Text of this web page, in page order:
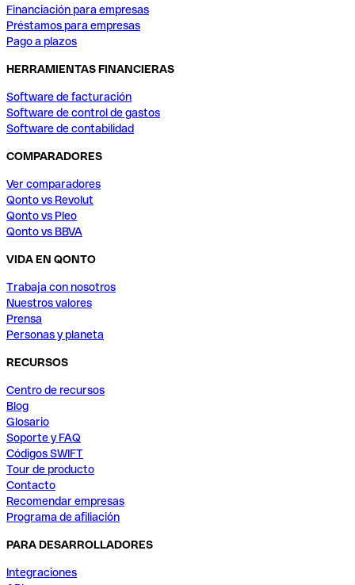
Financiación para empresas
Préstamos para empresas
Pago a plazos
HERRAMIENTAS FINANCIERAS
Software de facturación
Software de control de gastos
Software de contabilidad
COMPARADORES
Ver comparadores
Qonto vs Revolut
Qonto vs Pleo
Qonto vs BBVA
VIDA EN QONTO
Trabaja con nosotros
Nuestros valores
Prensa
Personas y planeta
RECURSOS
Centro de recursos
Blog
Glosario
Soporte y FAQ
Códigos SWIFT
Tour de producto
Contacto
Recomendar empresas
Programa de afiliación
PARA DESARROLLADORES
Integraciones